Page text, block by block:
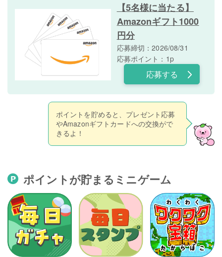
【5名様に当たる】
Amazonギフト1000
円分
応募締切：2026/08/31
応募ポイント：1p
応募する
ポイントを貯めると、プレゼント応募
やAmazonギフトカードへの交換がで
きるよ！
ポイントが貯まるミニゲーム